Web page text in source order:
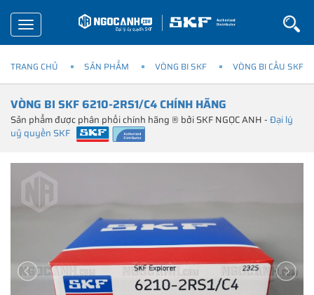
Toggle
navigation
TRANG CHỦ SẢN PHẨM VÒNG BI SKF VÒNG BI CẦU SKF
VÒNG BI SKF 6210-2RS1/C4 CHÍNH HÃNG
Sản phẩm được phân phối chính hãng ® bởi SKF NGỌC ANH -Đại lý
uỷ quyền SKF